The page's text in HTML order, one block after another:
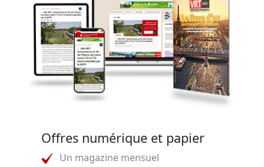
Offres numérique et papier
Un magazine mensuel